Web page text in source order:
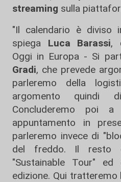
streaming sulla
"Il calendario è diviso
spiega Luca Barassi,
Oggi in Europa - Si
Gradi, che prevede
parleremo della
argomento quindi
Concluderemo poi
appuntamento in
parleremo invece di
del freddo. Il resto
"Sustainable Tour"
edizione. Qui